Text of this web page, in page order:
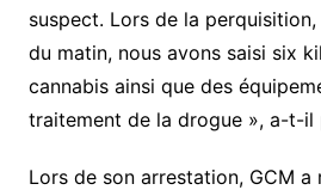
suspect. Lors de la
du matin, nous avons saisi six
cannabis ainsi que des
traitement de la drogue », a-t-il
Lors de son arrestation, GCM a